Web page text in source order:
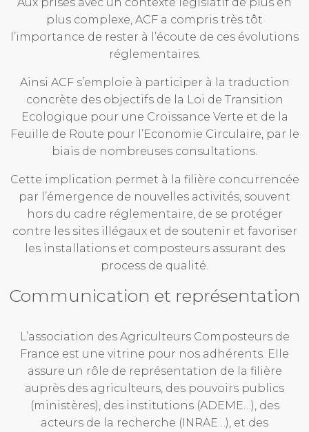
plus complexe, ACF a compris très tôt
l’importance de rester à l’écoute de ces évolutions
réglementaires.
Ainsi ACF s’emploie à participer à la traduction
concrète des objectifs de la Loi de Transition
Ecologique pour une Croissance Verte et de la
Feuille de Route pour l’Economie Circulaire, par le
biais de nombreuses consultations.
Cette implication permet à la filière concurrencée
par l’émergence de nouvelles activités, souvent
hors du cadre réglementaire, de se protéger
contre les sites illégaux et de soutenir et favoriser
les installations et composteurs assurant des
process de qualité.
Communication et représentation
L’association des Agriculteurs Composteurs de
France est une vitrine pour nos adhérents. Elle
assure un rôle de représentation de la filière
auprès des agriculteurs, des pouvoirs publics
(ministères), des institutions (ADEME…), des
acteurs de la recherche (INRAE…), et des